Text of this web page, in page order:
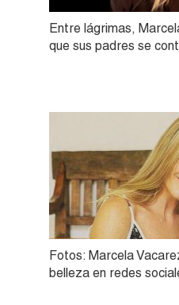
Entre lágrimas,
que sus padres se
Fotos: Marcela
belleza en redes